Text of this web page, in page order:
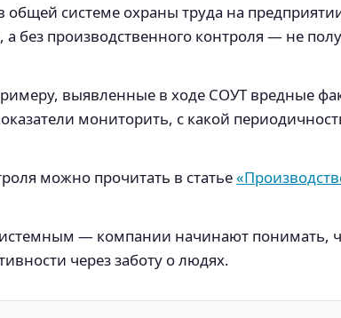
системе охраны труда на
производственного контроля — не
выявленные в ходе СОУТ вредные
мониторить, с какой
можно прочитать в статье
— компании начинают понимать,
через заботу о людях.